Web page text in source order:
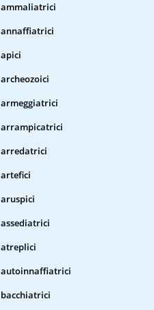
ammaliatrici
annaffiatrici
apici
archeozoici
armeggiatrici
arrampicatrici
arredatrici
artefici
aruspici
assediatrici
atreplici
autoinnaffiatrici
bacchiatrici